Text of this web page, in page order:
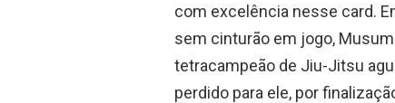
com excelência nesse card.
sem cinturão em jogo,
tetracampeão de Jiu-Jitsu
perdido para ele, por